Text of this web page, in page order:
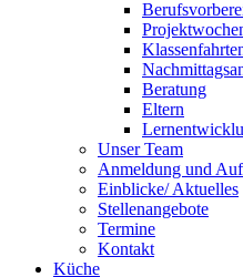
Beratung
Eltern
Unser Team
Anmeldung und
Einblicke/ Aktuelles
Stellenangebote
Termine
Kontakt
Küche